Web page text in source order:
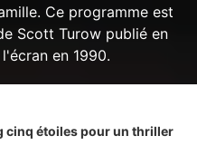
Ce programme est
Scott Turow publié en
en 1990.
cinq étoiles pour un thriller